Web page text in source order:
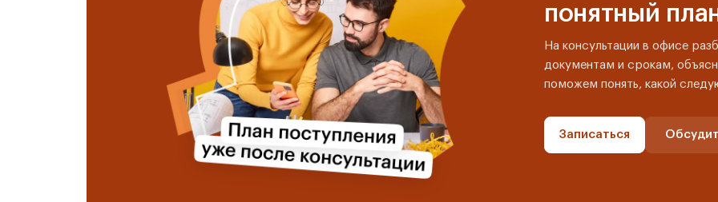
понятный
На консультации в офисе
документам и срокам,
поможем понять, какой
Записаться